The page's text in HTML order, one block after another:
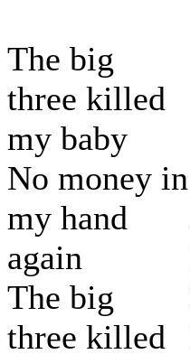
The big
three killed
my baby
No money in
my hand
again
The big
three killed